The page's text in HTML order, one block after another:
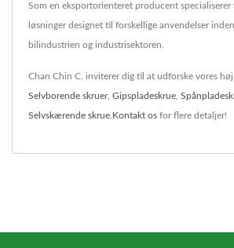
Som en eksportorienteret producent specialiserer
løsninger designet til forskellige anvendelser
bilindustrien og industrisektoren.
Chan Chin C. inviterer dig til at udforske vores
Selvborende skruer, Gipspladeskrue
Selvskærende skrue Kontakt os for flere detaljer!